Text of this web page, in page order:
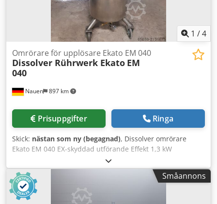
1 /4
Nauen 897 km
Omrörare för upplösare Ekato EM 040
Dissolver Rührwerk Ekato EM
040
Prisuppgifter Ringa
Skick: nästan som ny (begagnad), Dissolver omrörare
Ekato EM 040 EX-skyddad utförande Effekt 1,3 kW
Varvtalsområde 80–400 1/min Blandningsbehållare i
rostfritt stål, 350 l Mobil på hjul Dodpfoh Hyu Njx Aifskr
Fabriksskick (oanvänd)
Småannons